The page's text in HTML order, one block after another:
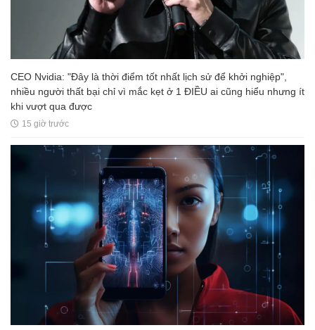
CEO Nvidia: "Đây là thời điểm tốt nhất lịch sử để khởi nghiệp",
nhiều người thất bại chỉ vì mắc kẹt ở 1 ĐIỀU ai cũng hiểu nhưng ít
khi vượt qua được
15 giờ trước